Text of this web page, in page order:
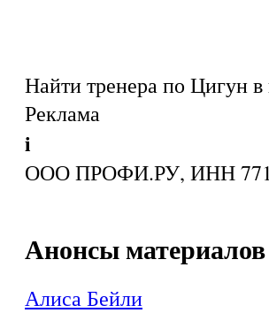
Найти тренера по Цигун
Реклама
i
ООО ПРОФИ.РУ, ИНН
Анонсы материалов
Алиса Бейли